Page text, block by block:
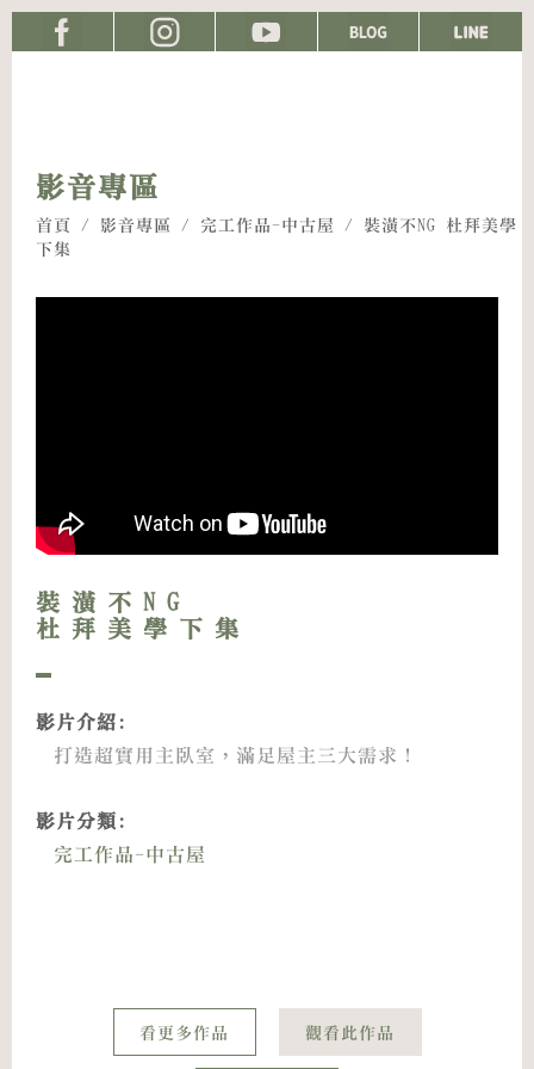
影音專區
首頁 / 影音專區 / 完工作品-中古屋
/ 裝潢不NG 杜拜美學
下集
裝潢不NG
杜拜美學下集
影片介紹:
打造超實用主臥室，滿足屋主三大需求！
影片分類:
完工作品-中古屋
看更多作品 觀看此作品